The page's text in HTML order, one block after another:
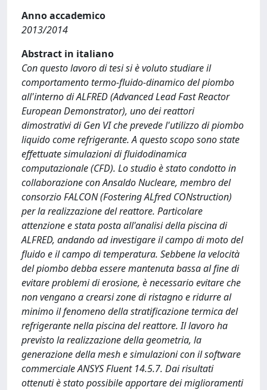
Anno accademico
2013/2014
Abstract in italiano
Con questo lavoro di tesi si è voluto studiare il
comportamento termo-fluido-dinamico del piombo
all'interno di ALFRED (Advanced Lead Fast Reactor
European Demonstrator), uno dei reattori
dimostrativi di Gen VI che prevede l'utilizzo di piombo
liquido come refrigerante. A questo scopo sono state
effettuate simulazioni di fluidodinamica
computazionale (CFD). Lo studio è stato condotto in
collaborazione con Ansaldo Nucleare, membro del
consorzio FALCON (Fostering ALfred CONstruction)
per la realizzazione del reattore. Particolare
attenzione e stata posta all'analisi della piscina di
ALFRED, andando ad investigare il campo di moto del
fluido e il campo di temperatura. Sebbene la velocità
del piombo debba essere mantenuta bassa al fine di
evitare problemi di erosione, è necessario evitare che
non vengano a crearsi zone di ristagno e ridurre al
minimo il fenomeno della stratificazione termica del
refrigerante nella piscina del reattore. Il lavoro ha
previsto la realizzazione della geometria, la
generazione della mesh e simulazioni con il software
commerciale ANSYS Fluent 14.5.7. Dai risultati
ottenuti è stato possibile apportare dei miglioramenti